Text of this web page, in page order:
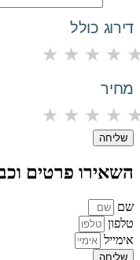
דירוג כולל
★ ★ ★ ★
מחיר
★ ★ ★ ★
שליחה
השאירו פרטים
שם
טלפון
אימייל
שליחה